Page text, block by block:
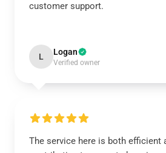
customer support.
L Logan
Verified owner
The service here is both efficient